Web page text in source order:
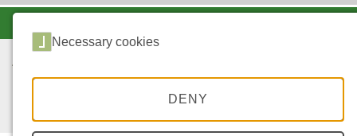
Necessary cookies
DENY